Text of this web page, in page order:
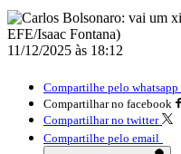
11/12/2025 às 18:12
Compartilhe pelo whatsapp
Compartilhar no facebook
Compartilhar no twitter
Compartilhe pelo email